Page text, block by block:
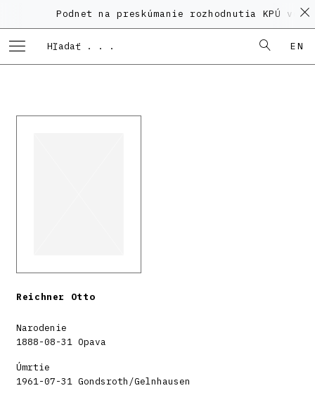
Podnet na preskúmanie rozhodnutia KPÚ vo
EN
Reichner Otto
Narodenie
1888-08-31 Opava
Úmrtie
1961-07-31 Gondsroth/Gelnhausen